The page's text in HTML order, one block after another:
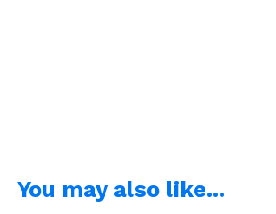
You may also like...